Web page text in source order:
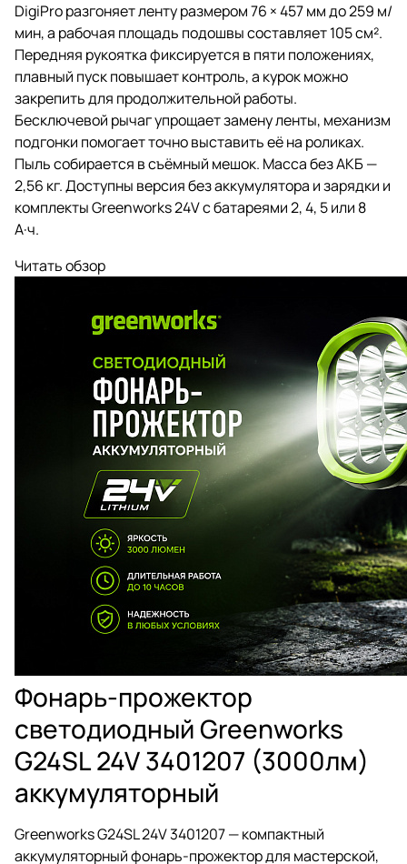
DigiPro разгоняет ленту размером 76 × 457 мм до 259 м/
мин, а рабочая площадь подошвы составляет 105 см².
Передняя рукоятка фиксируется в пяти положениях,
плавный пуск повышает контроль, а курок можно
закрепить для продолжительной работы.
Бесключевой рычаг упрощает замену ленты, механизм
подгонки помогает точно выставить её на роликах.
Пыль собирается в съёмный мешок. Масса без АКБ —
2,56 кг. Доступны версия без аккумулятора и зарядки и
комплекты Greenworks 24V с батареями 2, 4, 5 или 8
А·ч.
Читать обзор
Фонарь-прожектор
светодиодный Greenworks
G24SL 24V 3401207 (3000лм)
аккумуляторный
Greenworks G24SL 24V 3401207 — компактный
аккумуляторный фонарь-прожектор для мастерской,